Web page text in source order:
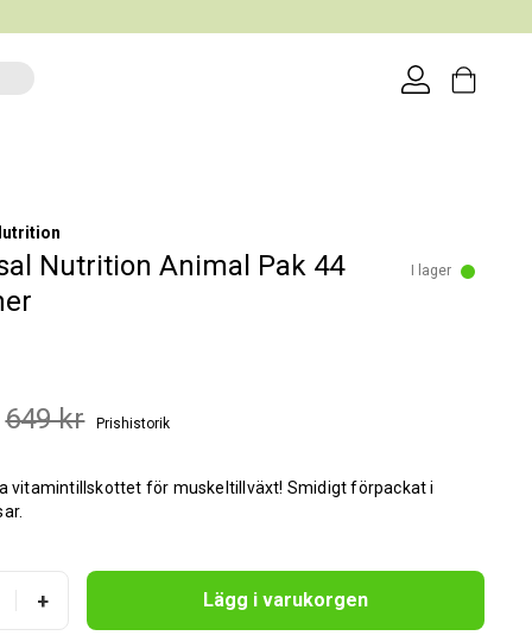
Nutrition Animal Pak 44
I lager
649 kr Prishistorik
vitamintillskottet för muskeltillväxt! Smidigt förpackat i
+ Lägg i varukorgen